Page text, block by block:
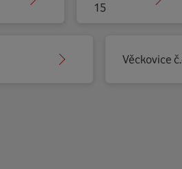
15
Věckovice